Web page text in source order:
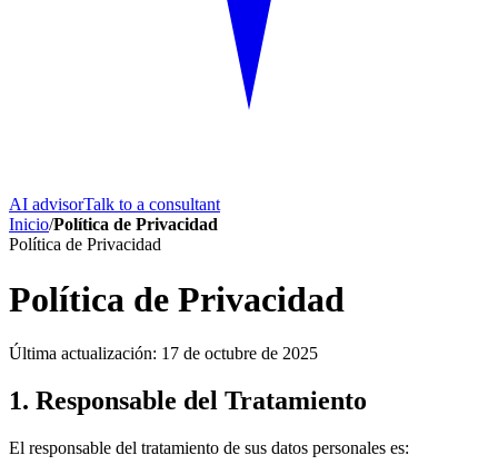
AI advisorTalk to a consultant
Inicio/Política de Privacidad
Política de Privacidad
Política de Privacidad
Última actualización: 17 de octubre de 2025
1. Responsable del Tratamiento
El responsable del tratamiento de sus datos personales es: